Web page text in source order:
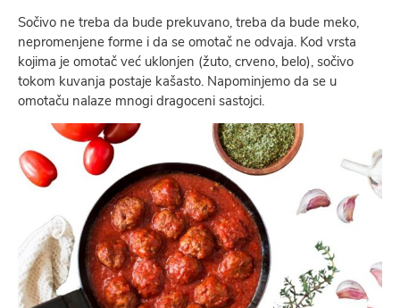
Sočivo ne treba da bude prekuvano, treba da bude meko,
nepromenjene forme i da se omotač ne odvaja. Kod vrsta
kojima je omotač već uklonjen (žuto, crveno, belo), sočivo
tokom kuvanja postaje kašasto. Napominjemo da se u
omotaču nalaze mnogi dragoceni sastojci.